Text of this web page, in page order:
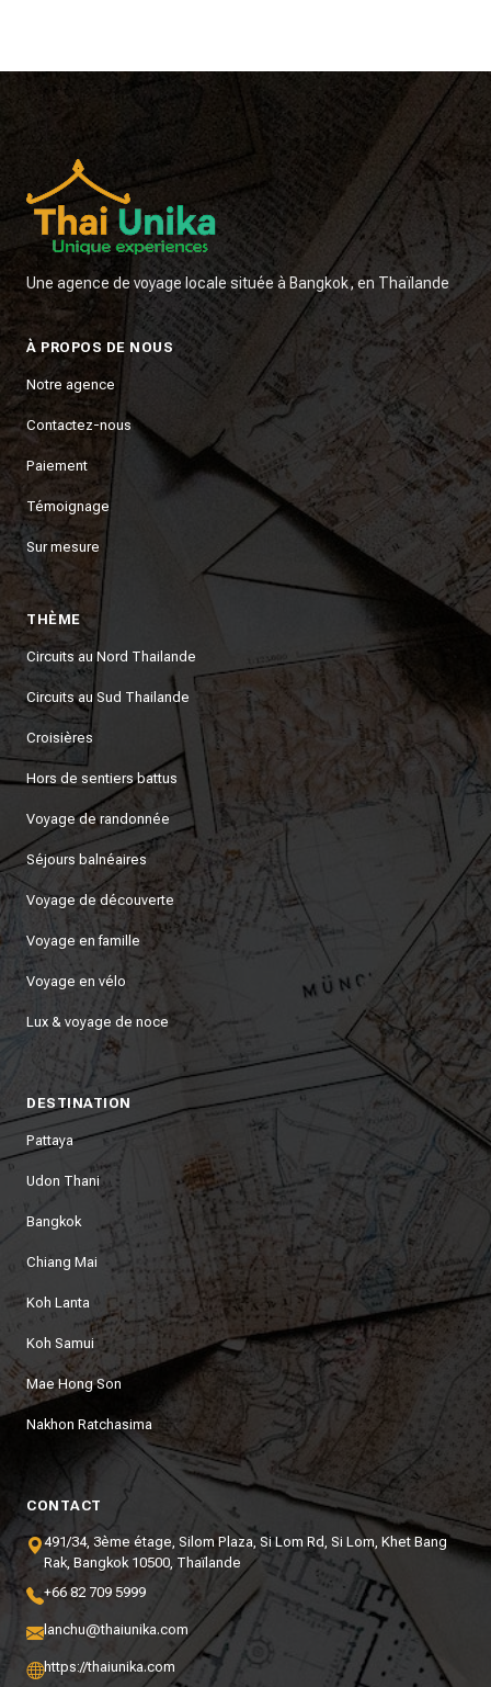
Une agence de voyage locale située à Bangkok, en Thaïlande
À PROPOS DE NOUS
Notre agence
Contactez-nous
Paiement
Témoignage
Sur mesure
THÈME
Circuits au Nord Thailande
Circuits au Sud Thailande
Croisières
Hors de sentiers battus
Voyage de randonnée
Séjours balnéaires
Voyage de découverte
Voyage en famille
Voyage en vélo
Lux & voyage de noce
DESTINATION
Pattaya
Udon Thani
Bangkok
Chiang Mai
Koh Lanta
Koh Samui
Mae Hong Son
Nakhon Ratchasima
CONTACT
491/34, 3ème étage, Silom Plaza, Si Lom Rd, Si Lom, Khet Bang
Rak, Bangkok 10500, Thaïlande
+66 82 709 5999
lanchu@thaiunika.com
https://thaiunika.com